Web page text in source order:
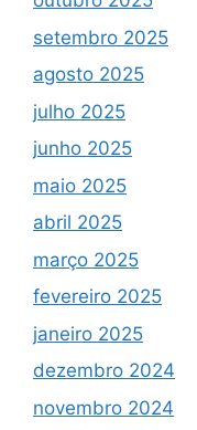
setembro 2025
agosto 2025
julho 2025
junho 2025
maio 2025
abril 2025
março 2025
fevereiro 2025
janeiro 2025
dezembro 2024
novembro 2024